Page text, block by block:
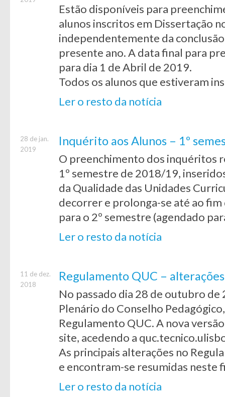
Estão disponíveis para
alunos inscritos em Dissertação
independentemente da
presente ano. A data final para
para dia 1 de Abril de 2019.
Todos os alunos que estiveram
Ler o resto da notícia
28 de jan.
2019
Inquérito aos Alunos – 1º
O preenchimento dos inquéritos
1º semestre de 2018/19,
da Qualidade das Unidades
decorrer e prolonga-se até ao
para o 2º semestre (agendado
Ler o resto da notícia
11 de dez.
2018
Regulamento QUC –
No passado dia 28 de outubro
Plenário do Conselho
Regulamento QUC. A nova
site, acedendo a
As principais alterações no
e encontram-se resumidas neste
Ler o resto da notícia